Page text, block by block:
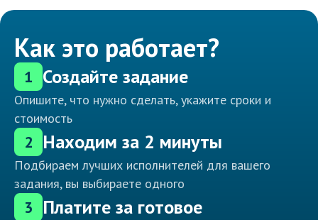
Как это работает?
1 Создайте задание
Опишите, что нужно сделать, укажите сроки и
стоимость
2 Находим за 2 минуты
Подбираем лучших исполнителей для вашего
задания, вы выбираете одного
3 Платите за готовое